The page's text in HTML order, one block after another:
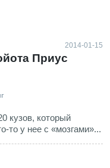
2014-01-15
Приус
кузов, который
то у нее с «мозгами»...